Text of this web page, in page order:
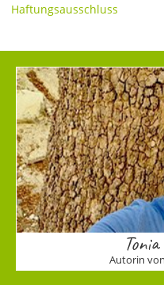
Haftungsausschluss
Autorin